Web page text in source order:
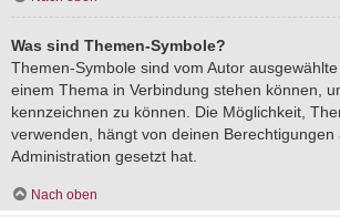
Was sind Themen-Symbole?
Themen-Symbole sind vom Autor
einem Thema in Verbindung stehen können,
kennzeichnen zu können. Die Möglichkeit,
verwenden, hängt von deinen Berechtigungen
Administration gesetzt hat.
Nach oben